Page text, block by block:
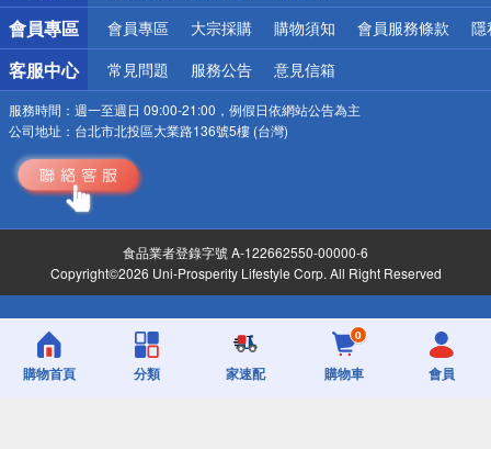
會員專區 會員專區 大宗採購 購物須知 會員服務條款 隱
客服中心 常見問題 服務公告 意見信箱
服務時間： 週一至週日 09:00-21:00，例假日依網站公告為主
公司地址： 台北市北投區大業路136號5樓 (台灣)
食品業者登錄字號 A-122662550-00000-6
Copyright©2026 Uni-Prosperity Lifestyle Corp. All Right Reserved
購物首頁 分類 家速配
0
購物車 會員